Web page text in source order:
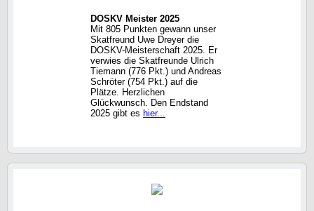
DOSKV Meister 2025
Mit 805 Punkten gewann unser
Skatfreund Uwe Dreyer die
DOSKV-Meisterschaft 2025. Er
verwies die Skatfreunde Ulrich
Tiemann (776 Pkt.) und Andreas
Schröter (754 Pkt.) auf die
Plätze. Herzlichen
Glückwunsch. Den Endstand
2025 gibt es hier...